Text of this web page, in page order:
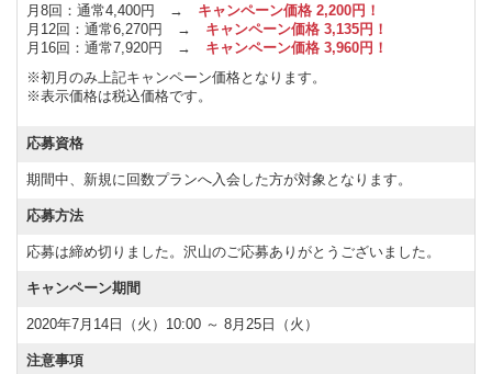
月8回：通常4,400円 → キャンペーン価格 2,200円！
月12回：通常6,270円 → キャンペーン価格 3,135円！
月16回：通常7,920円 → キャンペーン価格 3,960円！
※初月のみ上記キャンペーン価格となります。
※表示価格は税込価格です。
応募資格
期間中、新規に回数プランへ入会した方が対象となります。
応募方法
応募は締め切りました。沢山のご応募ありがとうございました。
キャンペーン期間
2020年7月14日（火）10:00 ～ 8月25日（火）
注意事項